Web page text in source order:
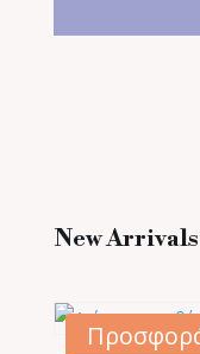
New Arrivals